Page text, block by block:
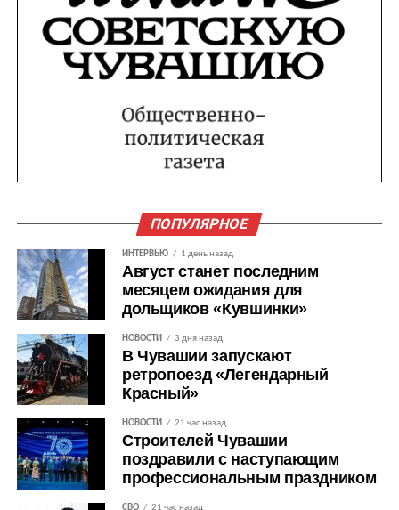
ПОПУЛЯРНОЕ
ИНТЕРВЬЮ 1 день назад
Август станет последним
месяцем ожидания для
дольщиков «Кувшинки»
НОВОСТИ 3 дня назад
В Чувашии запускают
ретропоезд «Легендарный
Красный»
НОВОСТИ 21 час назад
Строителей Чувашии
поздравили с наступающим
профессиональным праздником
СВО 21 час назад